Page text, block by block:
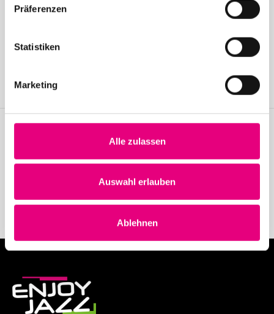
Präferenzen
Statistiken
Marketing
Alle zulassen
Auswahl erlauben
Ablehnen
Join the Enjoy Jazz and receive exclusive information about the
Become a member
Stay up to date!